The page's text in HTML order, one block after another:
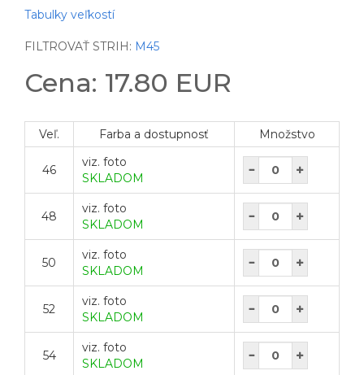
Tabulky veľkostí
FILTROVAŤ STRIH: M45
Cena: 17.80 EUR
Veľ. Farba a dostupnosť Množstvo
46
viz. foto
SKLADOM
48
viz. foto
SKLADOM
50
viz. foto
SKLADOM
52
viz. foto
SKLADOM
54
viz. foto
SKLADOM